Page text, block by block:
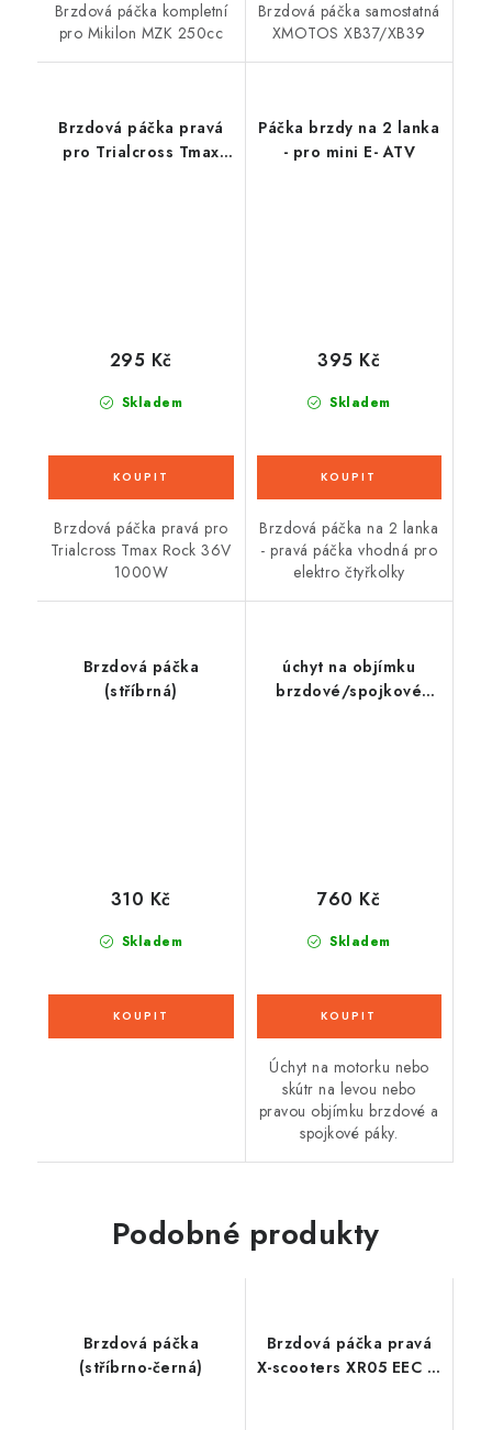
Brzdová páčka kompletní
pro Mikilon MZK 250cc
Brzdová páčka samostatná
XMOTOS XB37/XB39
Brzdová páčka pravá
pro Trialcross Tmax
Skladem
295 Kč
Brzdová páčka pravá pro
Trialcross Tmax Rock 36V
1000W
Páčka brzdy na 2 lanka
- pro mini E- ATV
Skladem
395 Kč
Brzdová páčka na 2 lanka
- pravá páčka vhodná pro
elektro čtyřkolky
Brzdová páčka
(stříbrná)
Skladem
310 Kč
úchyt na objímku
brzdové/spojkové
Skladem
760 Kč
Úchyt na motorku nebo
skútr na levou nebo
pravou objímku brzdové a
spojkové páky.
Podobné produkty
Brzdová páčka
(stříbrno-černá)
Brzdová páčka pravá
X-scooters XR05 EEC Li